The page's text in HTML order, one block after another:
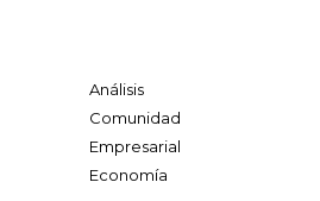
Análisis
Comunidad
Empresarial
Economía